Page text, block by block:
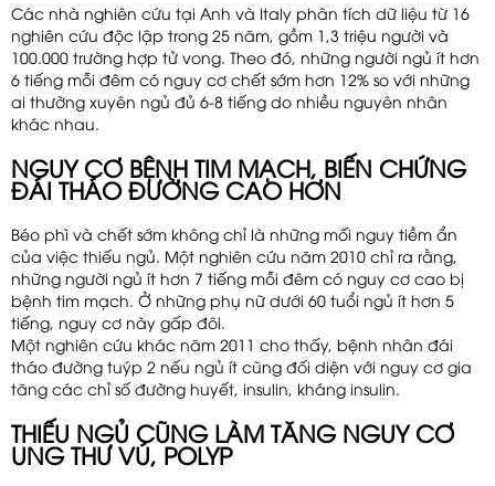
Các nhà nghiên cứu tại Anh và Italy phân tích dữ liệu từ 16
nghiên cứu độc lập trong 25 năm, gồm 1,3 triệu người và
100.000 trường hợp tử vong. Theo đó, những người ngủ ít hơn
6 tiếng mỗi đêm có nguy cơ chết sớm hơn 12% so với những
ai thường xuyên ngủ đủ 6-8 tiếng do nhiều nguyên nhân
khác nhau.
NGUY CƠ BỆNH TIM MẠCH, BIẾN CHỨNG
ĐÁI THÁO ĐƯỜNG CAO HƠN
Béo phì và chết sớm không chỉ là những mối nguy tiềm ẩn
của việc thiếu ngủ. Một nghiên cứu năm 2010 chỉ ra rằng,
những người ngủ ít hơn 7 tiếng mỗi đêm có nguy cơ cao bị
bệnh tim mạch. Ở những phụ nữ dưới 60 tuổi ngủ ít hơn 5
tiếng, nguy cơ này gấp đôi.
Một nghiên cứu khác năm 2011 cho thấy, bệnh nhân đái
tháo đường tuýp 2 nếu ngủ ít cũng đối diện với nguy cơ gia
tăng các chỉ số đường huyết, insulin, kháng insulin.
THIẾU NGỦ CŨNG LÀM TĂNG NGUY CƠ
UNG THƯ VÚ, POLYP